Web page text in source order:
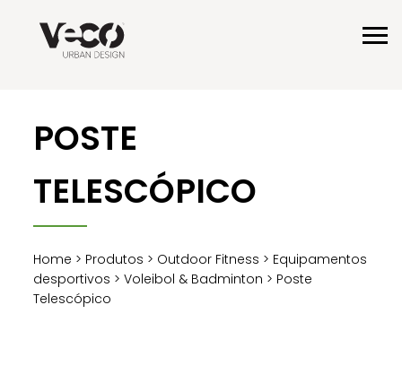
POSTE
TELESCÓPICO
Home > Produtos > Outdoor Fitness > Equipamentos
desportivos >Voleibol & Badminton > Poste
Telescópico